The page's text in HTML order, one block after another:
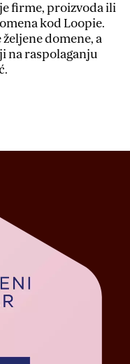
firme, proizvoda ili
kod Loopie.
domene, a
na raspolaganju